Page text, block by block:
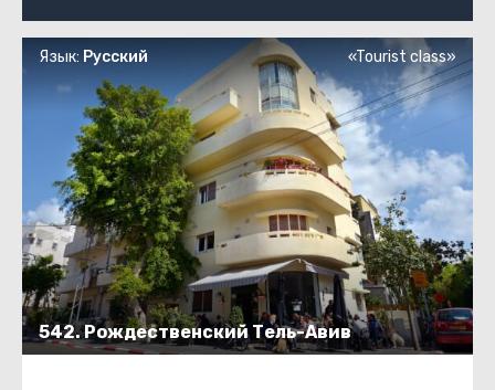
542. Рождественский Тель-Авив
Язык: Русский «Tourist class»